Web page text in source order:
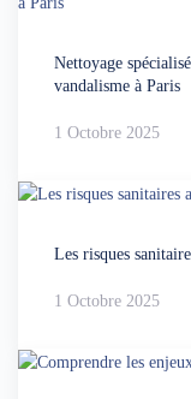
Nettoyage
vandalisme à Paris
1 Octobre 2025
Les risques
1 Octobre 2025